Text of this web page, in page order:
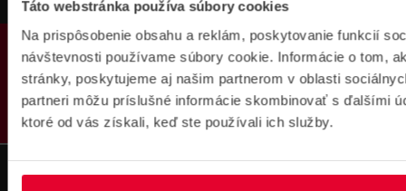
Táto webstránka používa súbory cookies
Na prispôsobenie obsahu a reklám, poskytovanie funkcií
návštevnosti používame súbory cookie. Informácie o tom,
stránky, poskytujeme aj našim partnerom v oblasti
partneri môžu príslušné informácie skombinovať s ďalšími
ktoré od vás získali, keď ste používali ich služby.
PRODUKTY